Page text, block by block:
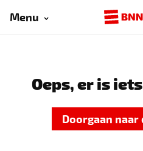
Menu
Oeps, er is
Doorgaan naar